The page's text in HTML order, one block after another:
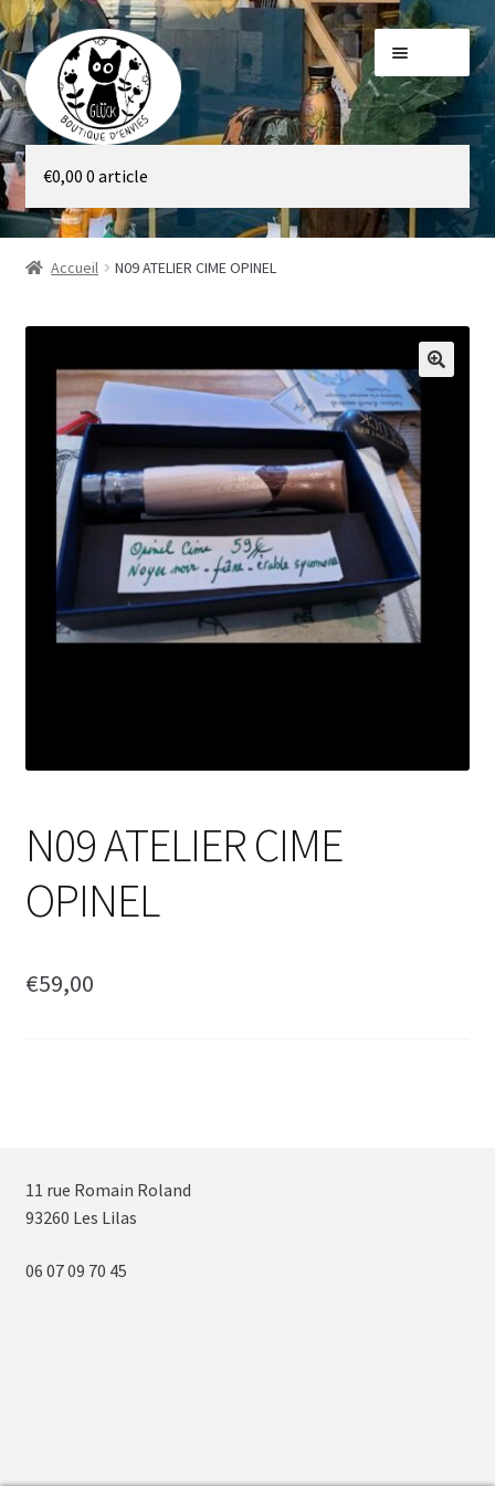
Aller
à
la
navigation
Aller
au
contenu
Galerie
Boutique
€0,00 0 article
Accueil N09 ATELIER CIME OPINEL
N09 ATELIER CIME
OPINEL
€59,00
11 rue Romain Roland
93260 Les Lilas
06 07 09 70 45